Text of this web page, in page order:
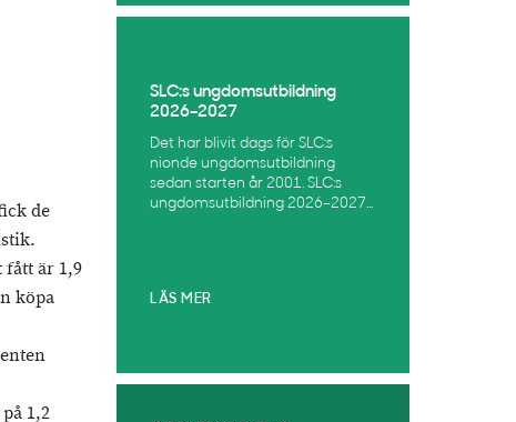
de
fått är 1,9
köpa
1,2
SLC:s ungdomsutbildning
2026–2027
Det har blivit dags för SLC:s
nionde ungdomsutbildning
sedan starten år 2001. SLC:s
ungdomsutbildning 2026–2027...
LÄS MER